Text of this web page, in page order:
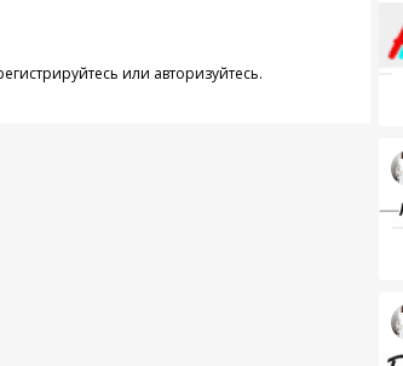
или авторизуйтесь.